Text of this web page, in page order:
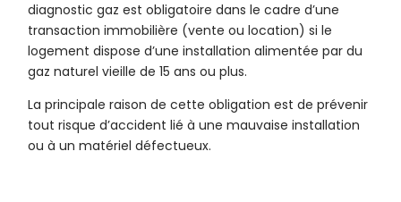
diagnostic gaz est obligatoire dans le cadre d’une
transaction immobilière (vente ou location) si le
logement dispose d’une installation alimentée par du
gaz naturel vieille de 15 ans ou plus.
La principale raison de cette obligation est de prévenir
tout risque d’accident lié à une mauvaise installation
ou à un matériel défectueux.